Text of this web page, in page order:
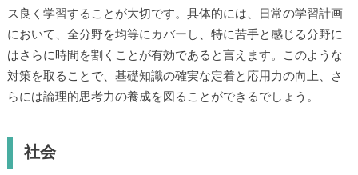
ス良く学習することが大切です。具体的には、日常の学習計画
において、全分野を均等にカバーし、特に苦手と感じる分野に
はさらに時間を割くことが有効であると言えます。このような
対策を取ることで、基礎知識の確実な定着と応用力の向上、さ
らには論理的思考力の養成を図ることができるでしょう。
社会